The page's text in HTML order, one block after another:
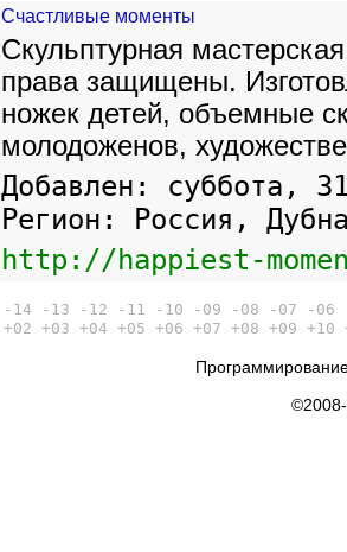
Счастливые моменты
Скульптурная
права защищены.
ножек детей, объемные
молодоженов,
Добавлен: суббота,
Регион: Россия,
http://happiest-
-14 -13 -12 -11 -10 -09 -08 -07 -06
+02 +03 +04 +05 +06 +07 +08 +09 +10